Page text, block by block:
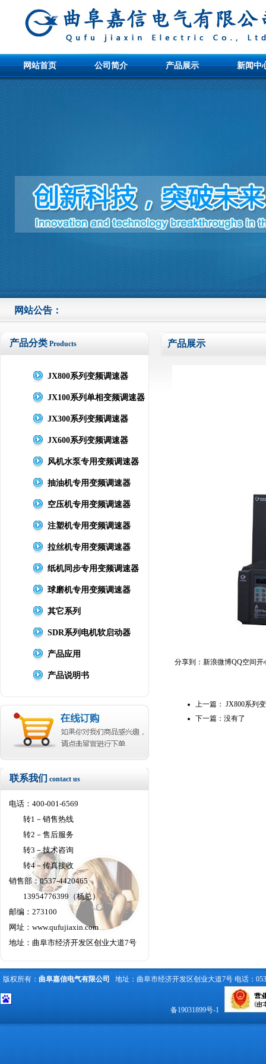
网站首页 公司简介 产品展示 新闻中
网站公告：
产品分类 Products
JX800系列变频调速器
JX100系列单相变频调速器
JX300系列变频调速器
JX600系列变频调速器
风机水泵专用变频调速器
抽油机专用变频调速器
空压机专用变频调速器
注塑机专用变频调速器
拉丝机专用变频调速器
纸机同步专用变频调速器
球磨机专用变频调速器
其它系列
SDR系列电机软启动器
产品应用
产品说明书
联系我们 contact us
电话：400-001-6569
转1－销售热线
转2－售后服务
转3－技术咨询
转4－传真接收
销售部：0537-4420465
13954776399（杨总）
邮编：273100
网址： www.qufujiaxin.com
地址：曲阜市经济开发区创业大道7号
产品展示
分享到：新浪微博QQ空间开
上一篇： JX800系列
下一篇：没有了
版权所有：曲阜嘉信电气有限公司 地址：曲阜市经济开发区创业大道7号 电话：
备19031899号-1